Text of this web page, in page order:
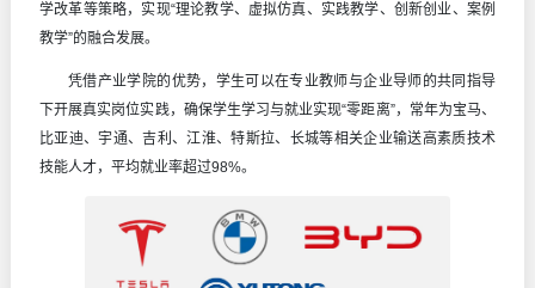
学改革等策略，实现“理论教学、虚拟仿真、实践教学、创新创业、案例
教学”的融合发展。
凭借产业学院的优势，学生可以在专业教师与企业导师的共同指导
下开展真实岗位实践，确保学生学习与就业实现“零距离”，常年为宝马、
比亚迪、宇通、吉利、江淮、特斯拉、长城等相关企业输送高素质技术
技能人才，平均就业率超过98%。